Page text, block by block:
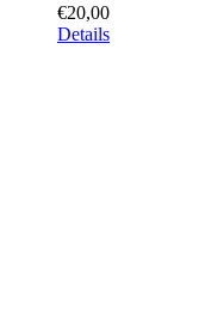
€20,00
Details